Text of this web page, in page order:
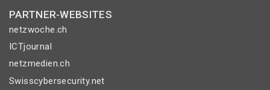
PARTNER-WEBSITES
netzwoche.ch
ICTjournal
netzmedien.ch
Swisscybersecurity.net